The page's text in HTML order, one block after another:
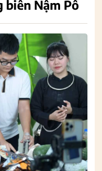
biên Nậm Pồ